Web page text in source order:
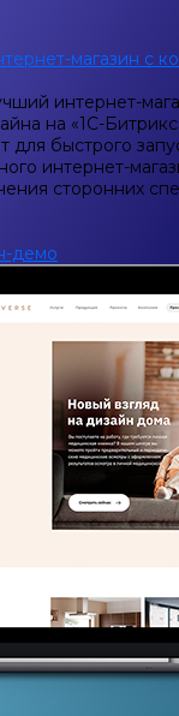
магазин с
интернет-
на «1C-
для быстрого
интернет-
сторонних
демо